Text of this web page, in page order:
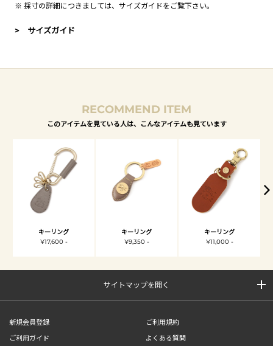
※ 採寸の詳細につきましては、 サイズガイドをご覧下さい。
> サイズガイド
RECOMMEND ITEM
このアイテムを見ている人は、こんなアイテムも見ています
キーリング
¥17,600 -
キーリング
¥9,350 -
キーリング
¥11,000 -
サイトマップを開く
新規会員登録
ご利用規約
ご利用ガイド
よくある質問